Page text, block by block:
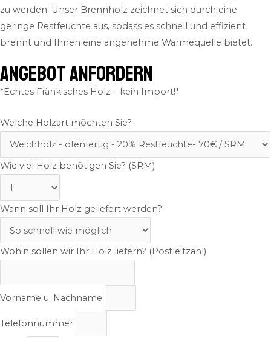
zu werden. Unser Brennholz zeichnet sich durch eine
geringe Restfeuchte aus, sodass es schnell und effizient
brennt und Ihnen eine angenehme Wärmequelle bietet.
ANGEBOT ANFORDERN
*Echtes Fränkisches Holz – kein Import!*
Welche Holzart möchten Sie?
Wie viel Holz benötigen Sie? (SRM)
Wann soll Ihr Holz geliefert werden?
Wohin sollen wir Ihr Holz liefern? (Postleitzahl)
Vorname u. Nachname
Telefonnummer